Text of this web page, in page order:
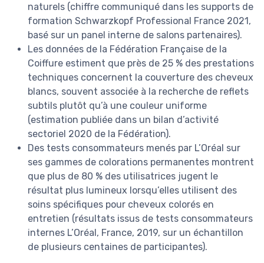
naturels (chiffre communiqué dans les supports de
formation Schwarzkopf Professional France 2021,
basé sur un panel interne de salons partenaires).
Les données de la Fédération Française de la
Coiffure estiment que près de 25 % des prestations
techniques concernent la couverture des cheveux
blancs, souvent associée à la recherche de reflets
subtils plutôt qu’à une couleur uniforme
(estimation publiée dans un bilan d’activité
sectoriel 2020 de la Fédération).
Des tests consommateurs menés par L’Oréal sur
ses gammes de colorations permanentes montrent
que plus de 80 % des utilisatrices jugent le
résultat plus lumineux lorsqu’elles utilisent des
soins spécifiques pour cheveux colorés en
entretien (résultats issus de tests consommateurs
internes L’Oréal, France, 2019, sur un échantillon
de plusieurs centaines de participantes).